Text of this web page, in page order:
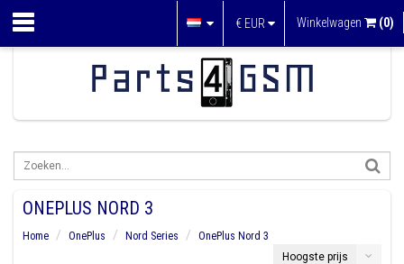
€ EUR Winkelwagen (0)
ONEPLUS NORD 3
Home OnePlus Nord Series
OnePlus Nord 3
Hoogste prijs